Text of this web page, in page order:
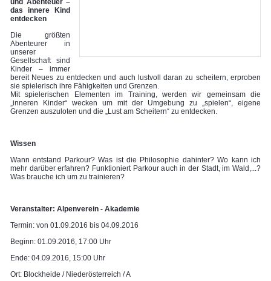
das innere Kind
entdecken
Die größten
Abenteurer in
unserer
Gesellschaft sind
Kinder – immer
bereit Neues zu entdecken und auch lustvoll daran zu scheitern, erproben
sie spielerisch ihre Fähigkeiten und Grenzen.
Mit spielerischen Elementen im Training, werden wir gemeinsam die
„inneren Kinder“ wecken um mit der Umgebung zu „spielen“, eigene
Grenzen auszuloten und die „Lust am Scheitern“ zu entdecken.
Wissen
Wann entstand Parkour? Was ist die Philosophie dahinter? Wo kann ich
mehr darüber erfahren? Funktioniert Parkour auch in der Stadt, im Wald,...?
Was brauche ich um zu trainieren?
Veranstalter: Alpenverein - Akademie
Termin: von 01.09.2016 bis 04.09.2016
Beginn: 01.09.2016, 17:00 Uhr
Ende: 04.09.2016, 15:00 Uhr
Ort: Blockheide / Niederösterreich / A